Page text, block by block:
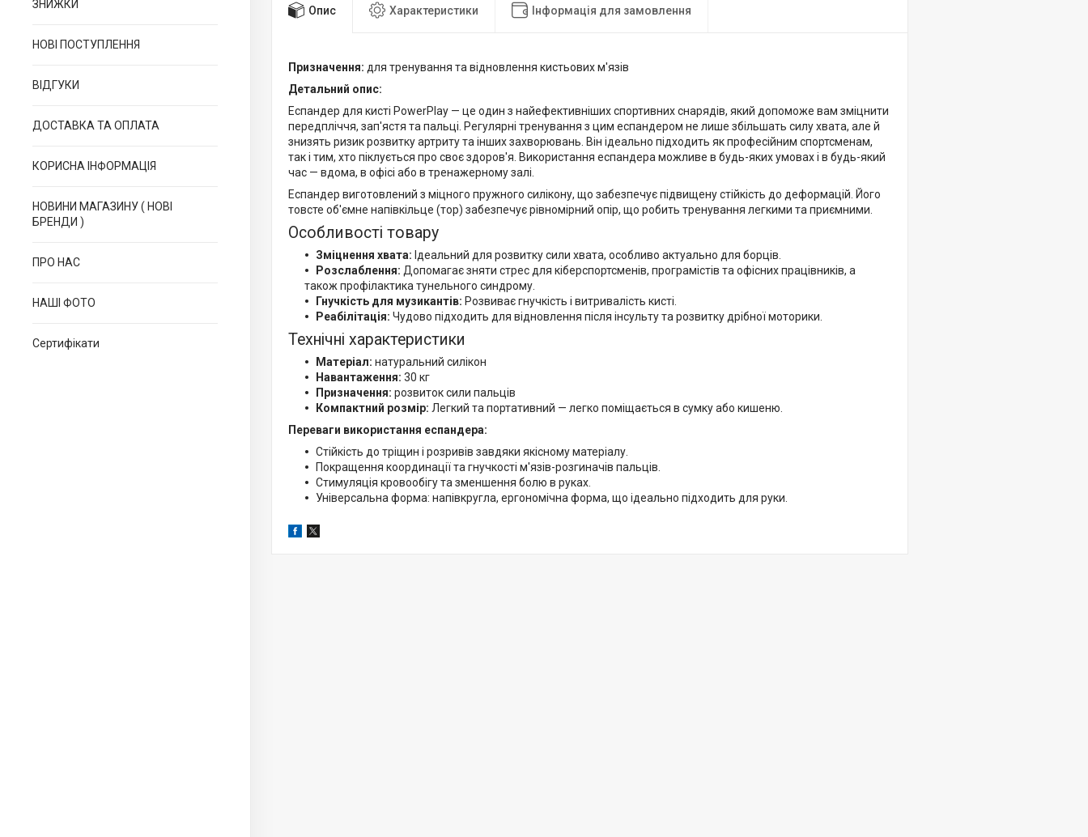
ЗНИЖКИ
НОВІ ПОСТУПЛЕННЯ
ВІДГУКИ
ДОСТАВКА ТА ОПЛАТА
КОРИСНА ІНФОРМАЦІЯ
НОВИНИ МАГАЗИНУ ( НОВІ
БРЕНДИ )
ПРО НАС
НАШІ ФОТО
Сертифікати
Опис Характеристики Інформація для замовлення
Призначення: для тренування та відновлення кистьових м'язів
Детальний опис:
Еспандер для кисті PowerPlay — це один з найефективніших спортивних снарядів, який допоможе вам зміцнити
передпліччя, зап'ястя та пальці. Регулярні тренування з цим еспандером не лише збільшать силу хвата, але й
знизять ризик розвитку артриту та інших захворювань. Він ідеально підходить як професійним спортсменам,
так і тим, хто піклується про своє здоров'я. Використання еспандера можливе в будь-яких умовах і в будь-який
час — вдома, в офісі або в тренажерному залі.
Еспандер виготовлений з міцного пружного силікону, що забезпечує підвищену стійкість до деформацій. Його
товсте об'ємне напівкільце (тор) забезпечує рівномірний опір, що робить тренування легкими та приємними.
Особливості товару
Зміцнення хвата: Ідеальний для розвитку сили хвата, особливо актуально для борців.
Розслаблення: Допомагає зняти стрес для кіберспортсменів, програмістів та офісних працівників, а
також профілактика тунельного синдрому.
Гнучкість для музикантів: Розвиває гнучкість і витривалість кисті.
Реабілітація: Чудово підходить для відновлення після інсульту та розвитку дрібної моторики.
Технічні характеристики
Матеріал: натуральний силікон
Навантаження: 30 кг
Призначення: розвиток сили пальців
Компактний розмір: Легкий та портативний — легко поміщається в сумку або кишеню.
Переваги використання еспандера:
Стійкість до тріщин і розривів завдяки якісному матеріалу.
Покращення координації та гнучкості м'язів-розгиначів пальців.
Стимуляція кровообігу та зменшення болю в руках.
Універсальна форма: напівкругла, ергономічна форма, що ідеально підходить для руки.